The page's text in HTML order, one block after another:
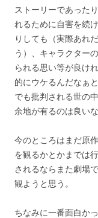
ストーリーであった
れるために自害を続
りしても（実際あれ
う）、キャラクター
られる思い等が良け
的にウケるんだなぁ
でも批判される世の
余地が有るのは良い
今のところはまだ原
を観るかとかまでは
されるならまた劇場
観ようと思う。
ちなみに一番面白か